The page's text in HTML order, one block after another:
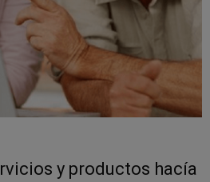
y productos hacía